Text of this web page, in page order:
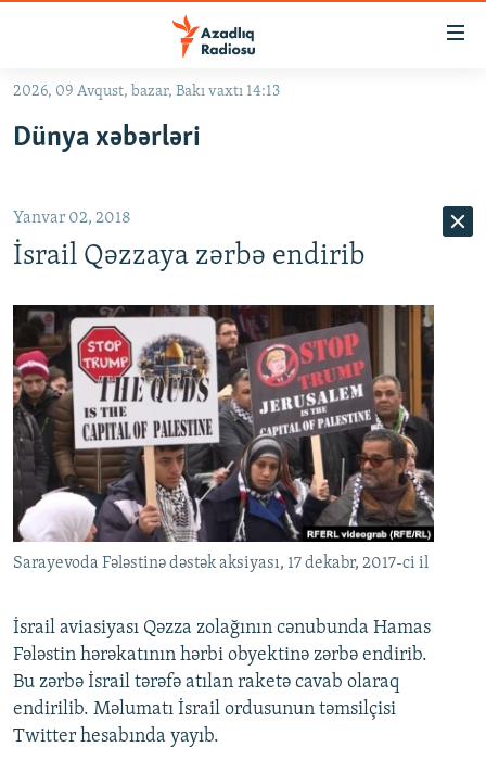
Əsas
qayıt
qayıt
Axtarışa
#İZAHLA
FƏRQƏ BAX
QANUNI DOĞRU
ARAŞDIRMA
MULTIMEDIA
VIDEO
FOTOQALEREYA
İNFOQRAFIKA
KARIKATURA
RADIO ARXIV
OXU ZALI
AZƏRBAYCAN ƏDƏBIYYATI KITABXANASI
İSLAM VƏ DEMOKRATIYA
HAQQIMIZDA
MISSIYAMIZ
PEŞƏ ETIKASI VƏ JURNALISTIKA STANDARTLARIMIZ
AZADLIQRADIOSU MOBIL TELEFONUNUZDA
BIZIMLƏ ƏLAQƏ
XƏBƏR BÜLLETENLƏRIMIZ
BIZI IZLƏ
RFE/RL-in bütün saytları
2026, 09 Avqust, bazar, Bakı vaxtı 14:13
Dünya xəbərləri
Yanvar 02, 2018
İsrail Qəzzaya zərbə endirib
Sarayevoda Fələstinə dəstək aksiyası, 17 dekabr, 2017-ci il
İsrail aviasiyası Qəzza zolağının cənubunda Hamas
Fələstin hərəkatının hərbi obyektinə zərbə endirib.
Bu zərbə İsrail tərəfə atılan raketə cavab olaraq
endirilib. Məlumatı İsrail ordusunun təmsilçisi
Twitter hesabında yayıb.